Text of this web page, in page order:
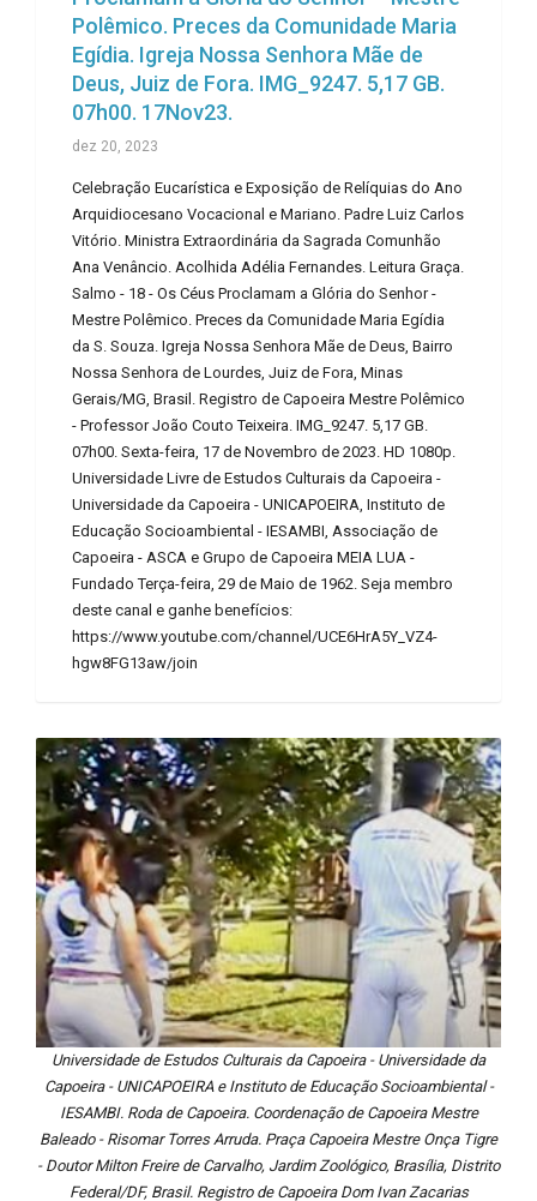
Polêmico. Preces da Comunidade Maria
Egídia. Igreja Nossa Senhora Mãe de
Deus, Juiz de Fora. IMG_9247. 5,17 GB.
07h00. 17Nov23.
dez 20, 2023
Celebração Eucarística e Exposição de Relíquias do Ano
Arquidiocesano Vocacional e Mariano. Padre Luiz Carlos
Vitório. Ministra Extraordinária da Sagrada Comunhão
Ana Venâncio. Acolhida Adélia Fernandes. Leitura Graça.
Salmo - 18 - Os Céus Proclamam a Glória do Senhor -
Mestre Polêmico. Preces da Comunidade Maria Egídia
da S. Souza. Igreja Nossa Senhora Mãe de Deus, Bairro
Nossa Senhora de Lourdes, Juiz de Fora, Minas
Gerais/MG, Brasil. Registro de Capoeira Mestre Polêmico
- Professor João Couto Teixeira. IMG_9247. 5,17 GB.
07h00. Sexta-feira, 17 de Novembro de 2023. HD 1080p.
Universidade Livre de Estudos Culturais da Capoeira -
Universidade da Capoeira - UNICAPOEIRA, Instituto de
Educação Socioambiental - IESAMBI, Associação de
Capoeira - ASCA e Grupo de Capoeira MEIA LUA -
Fundado Terça-feira, 29 de Maio de 1962. Seja membro
deste canal e ganhe benefícios:
https://www.youtube.com/channel/UCE6HrA5Y_VZ4-
hgw8FG13aw/join
Universidade de Estudos Culturais da Capoeira - Universidade da
Capoeira - UNICAPOEIRA e Instituto de Educação Socioambiental -
IESAMBI. Roda de Capoeira. Coordenação de Capoeira Mestre
Baleado - Risomar Torres Arruda. Praça Capoeira Mestre Onça Tigre
- Doutor Milton Freire de Carvalho, Jardim Zoológico, Brasília, Distrito
Federal/DF, Brasil. Registro de Capoeira Dom Ivan Zacarias